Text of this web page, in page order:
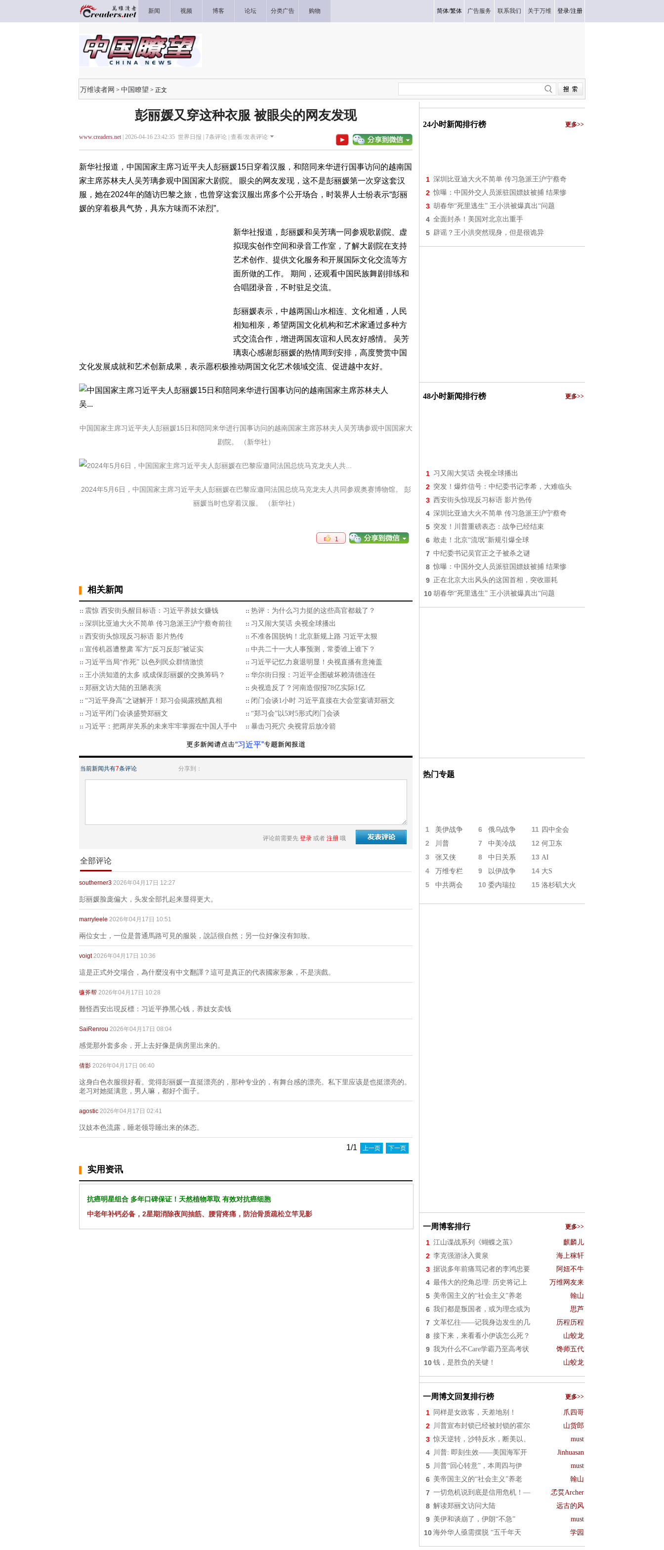
新闻 视频 博客 论坛 分类广告 购物 简体/繁体 广告服务 联系我们 关于万维 登录/注册
万维读者网 > 中国瞭望 > 正文
彭丽媛又穿这种衣服 被眼尖的网友发现
www.creaders.net| 2026-04-16 23:42:35 世界日报 | 7条评论 | 查看/发表评论
新华社报道，中国国家主席习近平夫人彭丽媛15日穿着汉服，和陪同来华进行国事访问的越南国
家主席苏林夫人吴芳璃参观中国国家大剧院。 眼尖的网友发现，这不是彭丽媛第一次穿这套汉
服，她在2024年的随访巴黎之旅，也曾穿这套汉服出席多个公开场合，时装界人士纷表示“彭丽
媛的穿着极具气势，具东方味而不浓烈”。
新华社报道，彭丽媛和吴芳璃一同参观歌剧院、虚
拟现实创作空间和录音工作室，了解大剧院在支持
艺术创作、提供文化服务和开展国际文化交流等方
面所做的工作。 期间，还观看中国民族舞剧排练和
合唱团录音，不时驻足交流。
彭丽媛表示，中越两国山水相连、文化相通，人民
相知相亲，希望两国文化机构和艺术家通过多种方
式交流合作，增进两国友谊和人民友好感情。 吴芳
璃衷心感谢彭丽媛的热情周到安排，高度赞赏中国
文化发展成就和艺术创新成果，表示愿积极推动两国文化艺术领域交流、促进越中友好。
中国国家主席习近平夫人彭丽媛15日和陪同来华进行国事访问的越南国家主席苏林夫人吴芳璃参观中国国家大
剧院。 （新华社）
2024年5月6日，中国国家主席习近平夫人彭丽媛在巴黎应邀同法国总统马克龙夫人共同参观奥赛博物馆。 彭
丽媛当时也穿着汉服。 （新华社）
1
相关新闻
震惊 西安街头醒目标语：习近平养妓女赚钱
热评：为什么习力挺的这些高官都栽了？
深圳比亚迪大火不简单 传习急派王沪宁蔡奇前往
习又闹大笑话 央视全球播出
西安街头惊现反习标语 影片热传
不准各国脱钩！北京新规上路 习近平太狠
宣传机器遭整肃 军方“反习反彭”被证实
中共二十一大人事预测，常委谁上谁下？
习近平当局“作死” 以色列民众群情激愤
习近平记忆力衰退明显！央视直播有意掩盖
王小洪知道的太多 或成保彭丽媛的交换筹码？
华尔街日报：习近平企图破坏赖清德连任
郑丽文访大陆的丑陋表演
央视造反了？河南造假报78亿实际1亿
“习近平身高”之谜解开！郑习会揭露残酷真相
闭门会谈1小时 习近平直接在大会堂宴请郑丽文
习近平闭门会谈盛赞郑丽文
“郑习会”以5对5形式闭门会谈
习近平：把两岸关系的未来牢牢掌握在中国人手中
暴击习死穴 央视背后放冷箭
“习近平”
当前新闻共有7条评论 分享到：
评论前需要先 登录 或者 注册 哦
全部评论
southerner3 2026年04月17日 12:27
彭丽媛脸庞偏大，头发全部扎起来显得更大。
marryleele 2026年04月17日 10:51
兩位女士，一位是普通馬路可見的服裝，說話很自然；另一位好像沒有卸妝。
voigt 2026年04月17日 10:36
這是正式外交場合，為什麼沒有中文翻譯？這可是真正的代表國家形象，不是演戲。
镰斧帮 2026年04月17日 10:28
難怪西安出現反標：习近平挣黑心钱，养妓女卖钱
SaiRenrou 2026年04月17日 08:04
感觉那外套多余，开上去好像是病房里出来的。
倩影 2026年04月17日 06:40
这身白色衣服很好看。觉得彭丽媛一直挺漂亮的，那种专业的，有舞台感的漂亮。私下里应该是也挺漂亮的。
老习对她挺满意，男人嘛，都好个面子。
agostic 2026年04月17日 02:41
汉妓本色流露，睡老领导睡出来的体态。
1/1 上一页 下一页
实用资讯
抗癌明星组合 多年口碑保证！天然植物萃取 有效对抗癌细胞
中老年补钙必备，2星期消除夜间抽筋、腰背疼痛，防治骨质疏松立竿见影
24小时新闻排行榜 更多>>
1 深圳比亚迪大火不简单 传习急派王沪宁蔡奇
2 惊曝：中国外交人员派驻国嫖妓被捕 结果惨
3 胡春华“死里逃生” 王小洪被爆真出“问题
4 全面封杀！美国对北京出重手
5 辟谣？王小洪突然现身，但是很诡异
48小时新闻排行榜 更多>>
1 习又闹大笑话 央视全球播出
2 突发！爆炸信号：中纪委书记李希，大难临头
3 西安街头惊现反习标语 影片热传
4 深圳比亚迪大火不简单 传习急派王沪宁蔡奇
5 突发！川普重磅表态：战争已经结束
6 敢走！北京“流氓”新规引爆全球
7 中纪委书记吴官正之子被杀之谜
8 惊曝：中国外交人员派驻国嫖妓被捕 结果惨
9 正在北京大出风头的这国首相，突收噩耗
10 胡春华“死里逃生” 王小洪被爆真出“问题
热门专题
1 美伊战争 6 俄乌战争 11 四中全会
2 川普 7 中美冷战 12 何卫东
3 张又侠 8 中日关系 13 AI
4 万维专栏 9 以伊战争 14 大S
5 中共两会 10 委内瑞拉 15 洛杉矶大火
一周博客排行 更多>>
1 江山谍战系列《蝴蝶之茧》 麒麟儿
2 李克强游泳入黄泉 海上稼轩
3 据说多年前痛骂记者的李鸿忠要 阿妞不牛
4 最伟大的挖角总理: 历史将记上 万维网友来
5 美帝国主义的“社会主义”养老 翰山
6 我们都是叛国者，或为理念或为 思芦
7 文革忆往——记我身边发生的几 历程历程
8 接下来，来看看小伊该怎么死？ 山蛟龙
9 我为什么不Care学霸乃至高考状 馋师五代
10 钱，是胜负的关键！ 山蛟龙
一周博文回复排行榜 更多>>
1 同样是女政客，天差地别！ 爪四哥
2 川普宣布封锁已经被封锁的霍尔 山货郎
3 惊天逆转，沙特反水，断美以、 must
4 川普: 即刻生效——美国海军开 Jinhuasan
5 川普“回心转意”，本周四与伊 must
6 美帝国主义的“社会主义”养老 翰山
7 一切危机说到底是信用危机！— 孞烎Archer
8 解读郑丽文访问大陆 远古的风
9 美伊和谈崩了，伊朗“不急” must
10 海外华人亟需摆脱 “五千年天 学园